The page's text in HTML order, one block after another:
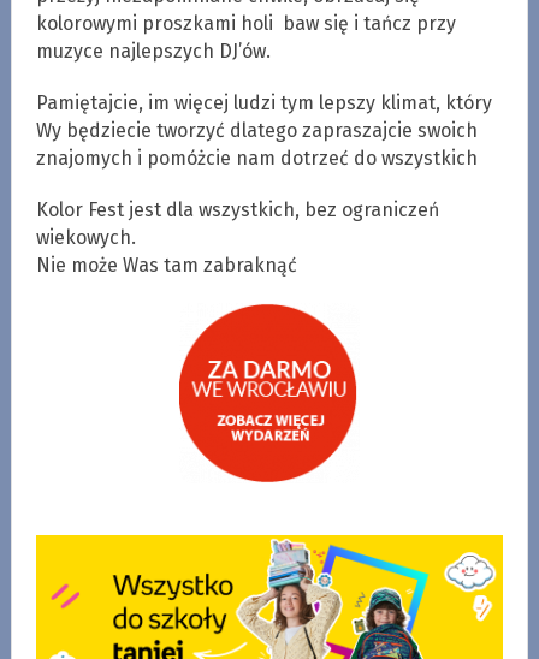
kolorowymi proszkami holi baw się i tańcz przy
muzyce najlepszych DJ’ów.
Pamiętajcie, im więcej ludzi tym lepszy klimat, który
Wy będziecie tworzyć dlatego zapraszajcie swoich
znajomych i pomóżcie nam dotrzeć do wszystkich
Kolor Fest jest dla wszystkich, bez ograniczeń
wiekowych.
Nie może Was tam zabraknąć